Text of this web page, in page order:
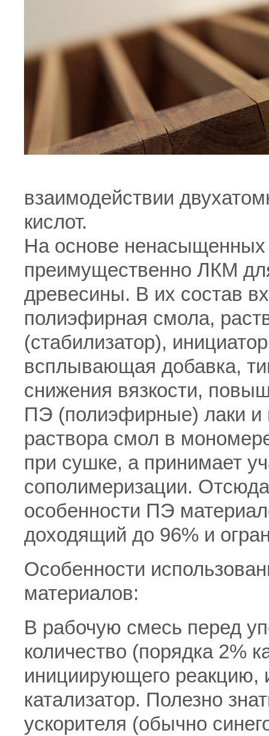
взаимодействии
кислот.
На основе
преимущественно ЛКМ
древесины. В их состав
полиэфирная смола,
(стабилизатор),
всплывающая добавка,
снижения вязкости,
ПЭ (полиэфирные) лаки и
раствора смол в
при сушке, а принимает
сополимеризации.
особенности ПЭ
доходящий до 96% и
Особенности
материалов:
В рабочую смесь перед
количество (порядка 2%
инициирующего реакцию,
катализатор. Полезно
ускорителя (обычно